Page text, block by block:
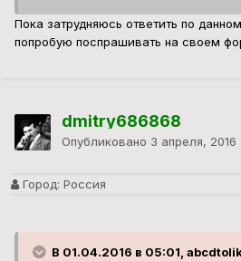
Пока затрудняюсь ответить по
попробую поспрашивать на своем
dmitry686868
Опубликовано 3 апреля, 2016
Город: Россия
В 01.04.2016 в 05:01,